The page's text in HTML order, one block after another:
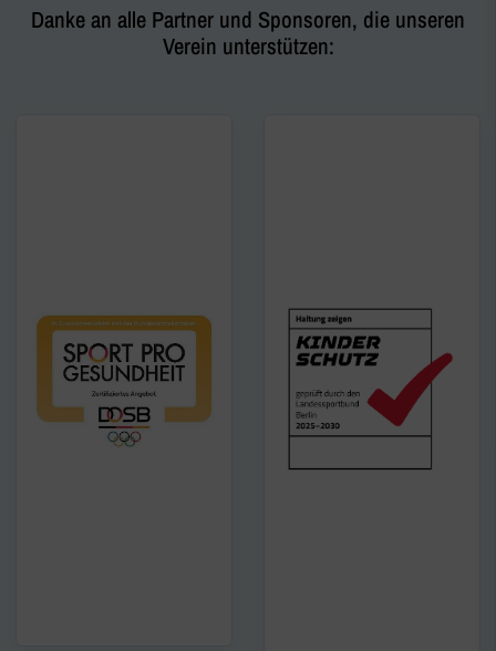
Danke an alle Partner und Sponsoren, die unseren
Verein unterstützen: